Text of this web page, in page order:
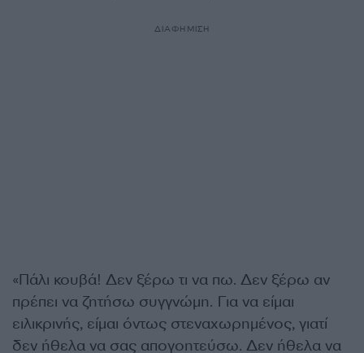
ΔΙΑΦΗΜΙΣΗ
«Πάλι κουβά! Δεν ξέρω τι να πω. Δεν ξέρω αν
πρέπει να ζητήσω συγγνώμη. Για να είμαι
ειλικρινής, είμαι όντως στεναχωρημένος, γιατί
δεν ήθελα να σας απογοητεύσω. Δεν ήθελα να